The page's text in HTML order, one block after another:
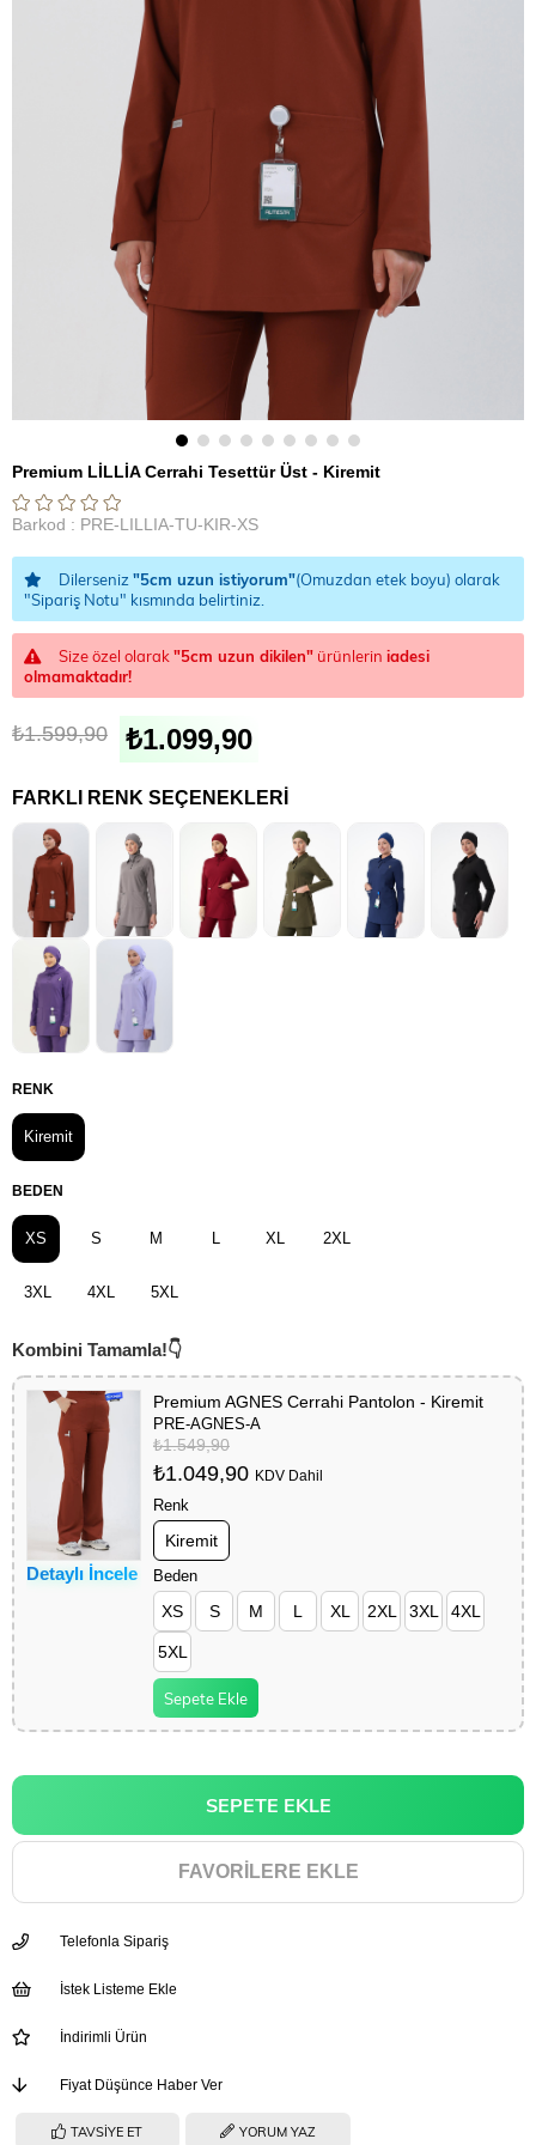
Premium LİLLİA Cerrahi Tesettür Üst - Kiremit
Barkod : PRE-LILLIA-TU-KIR-XS
Dilerseniz "5cm uzun istiyorum"(Omuzdan etek boyu) olarak
"Sipariş Notu" kısmında belirtiniz.
Size özel olarak "5cm uzun dikilen" ürünlerin iadesi
olmamaktadır!
₺1.599,90 ₺1.099,90
FARKLI RENK SEÇENEKLERI
RENK
Kiremit
BEDEN
XS S M L XL 2XL
3XL 4XL 5XL
Detaylı İncele
Premium AGNES Cerrahi Pantolon - Kiremit
PRE-AGNES-A
₺1.549,90
₺1.049,90 KDV Dahil
Renk
Kiremit
Beden
XS S M L XL 2XL 3XL 4XL
5XL
Sepete Ekle
FAVORILERE EKLE
Telefonla Sipariş
İstek Listeme Ekle
İndirimli Ürün
Fiyat Düşünce Haber Ver
TAVSIYE ET YORUM YAZ